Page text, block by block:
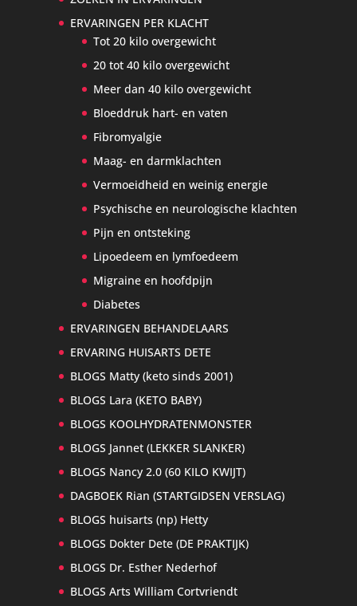
ERVARINGEN PER KLACHT
Tot 20 kilo overgewicht
20 tot 40 kilo overgewicht
Meer dan 40 kilo overgewicht
Bloeddruk hart- en vaten
Fibromyalgie
Maag- en darmklachten
Vermoeidheid en weinig energie
Psychische en neurologische klachten
Pijn en ontsteking
Lipoedeem en lymfoedeem
Migraine en hoofdpijn
Diabetes
ERVARINGEN BEHANDELAARS
ERVARING HUISARTS DETE
BLOGS Matty (keto sinds 2001)
BLOGS Lara (KETO BABY)
BLOGS KOOLHYDRATENMONSTER
BLOGS Jannet (LEKKER SLANKER)
BLOGS Nancy 2.0 (60 KILO KWIJT)
DAGBOEK Rian (STARTGIDSEN VERSLAG)
BLOGS huisarts (np) Hetty
BLOGS Dokter Dete (DE PRAKTIJK)
BLOGS Dr. Esther Nederhof
BLOGS Arts William Cortvriendt